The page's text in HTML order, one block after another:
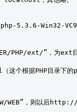
ext/”，为ext目